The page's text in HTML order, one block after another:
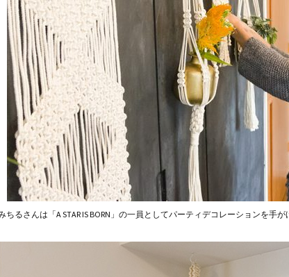
ちるさんは「A STAR IS BORN」の一員としてパーティデコレーションを手